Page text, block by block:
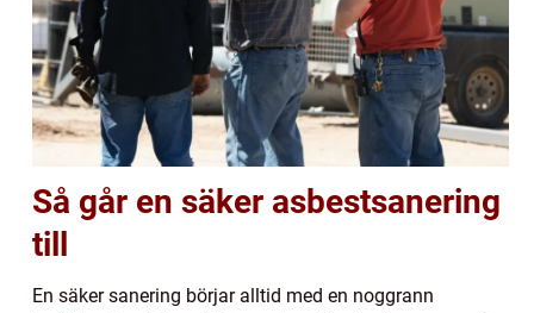
Så går en säker asbestsanering
till
En säker sanering börjar alltid med en noggrann